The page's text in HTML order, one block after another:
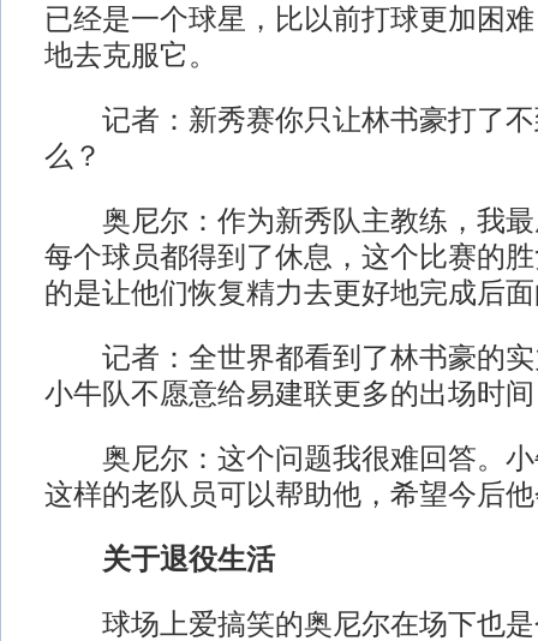
已经是一个球星，比以前打球更加困
地去克服它。
记者：新秀赛你只让林书豪打了不
么？
奥尼尔：作为新秀队主教练，我最
每个球员都得到了休息，这个比赛的
的是让他们恢复精力去更好地完成后
记者：全世界都看到了林书豪的实
小牛队不愿意给易建联更多的出场时
奥尼尔：这个问题我很难回答。小
这样的老队员可以帮助他，希望今后
关于退役生活
球场上爱搞笑的奥尼尔在场下也是